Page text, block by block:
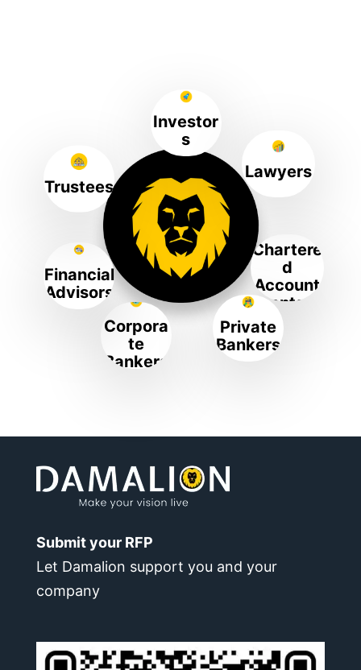
Investor
s
Corpora
te
Bankers
Chartere
d
Account
ants
Lawyers
Private
Bankers
Financial
Advisors
Trustees
Submit your RFP
Let Damalion support you and your
company